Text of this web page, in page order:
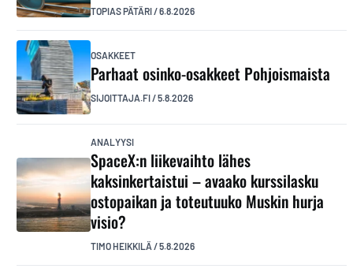
TOPIAS PÄTÄRI/6.8.2026
OSAKKEET
Parhaat osinko-osakkeet Pohjoismaista
SIJOITTAJA.FI/5.8.2026
ANALYYSI
SpaceX:n liikevaihto lähes
kaksinkertaistui – avaako kurssilasku
ostopaikan ja toteutuuko Muskin hurja
visio?
TIMO HEIKKILÄ /5.8.2026